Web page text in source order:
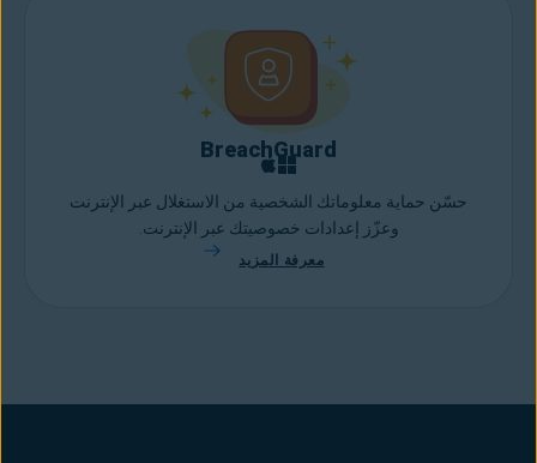
BreachGuard
حسّن حماية معلوماتك الشخصية من الاستغلال عبر الإنترنت
وعزّز إعدادات خصوصيتك عبر الإنترنت.
معرفة المزيد